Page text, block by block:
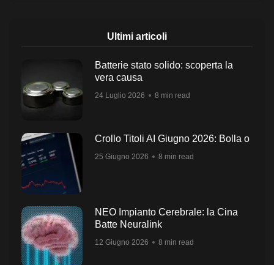
Ultimi articoli
Batterie stato solido: scoperta la
vera causa
24 Luglio 2026 8 min read
Crollo Titoli AI Giugno 2026: Bolla o
25 Giugno 2026 8 min read
NEO Impianto Cerebrale: la Cina
Batte Neuralink
12 Giugno 2026 8 min read